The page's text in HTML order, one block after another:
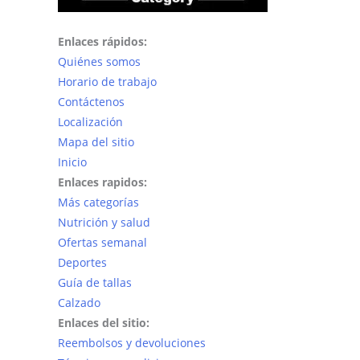
Enlaces rápidos:
Quiénes somos
Horario de trabajo
Contáctenos
Localización
Mapa del sitio
Inicio
Enlaces rapidos:
Más categorías
Nutrición y salud
Ofertas semanal
Deportes
Guía de tallas
Calzado
Enlaces del sitio:
Reembolsos y devoluciones